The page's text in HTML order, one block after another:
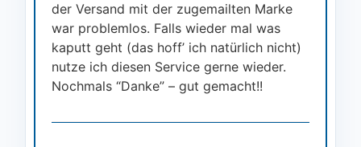
der Versand mit der zugemailten Marke
war problemlos. Falls wieder mal was
kaputt geht (das hoff’ ich natürlich nicht)
nutze ich diesen Service gerne wieder.
Nochmals “Danke” – gut gemacht!!